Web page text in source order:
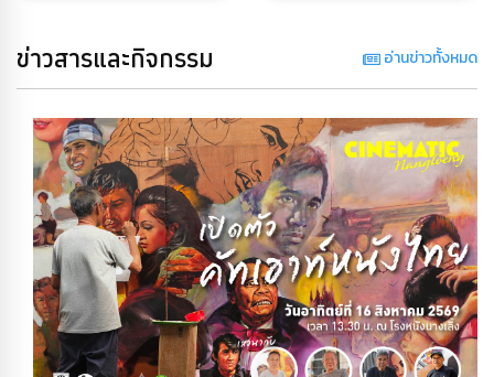
ข่าวสารและกิจกรรม อ่านข่าวทั้งหมด